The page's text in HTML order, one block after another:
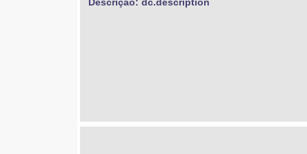
Descrição: dc.description